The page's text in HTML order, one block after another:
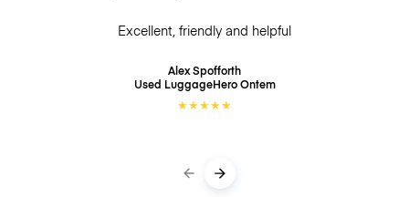
Excellent, friendly and helpful
Alex Spofforth
Used LuggageHeroOntem
★★★★★